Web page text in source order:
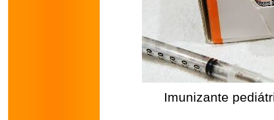
Imunizante